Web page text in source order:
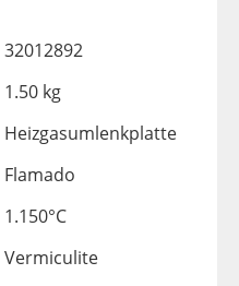
32012892
1.50 kg
Heizgasumlenkplatte
Flamado
1.150°C
Vermiculite